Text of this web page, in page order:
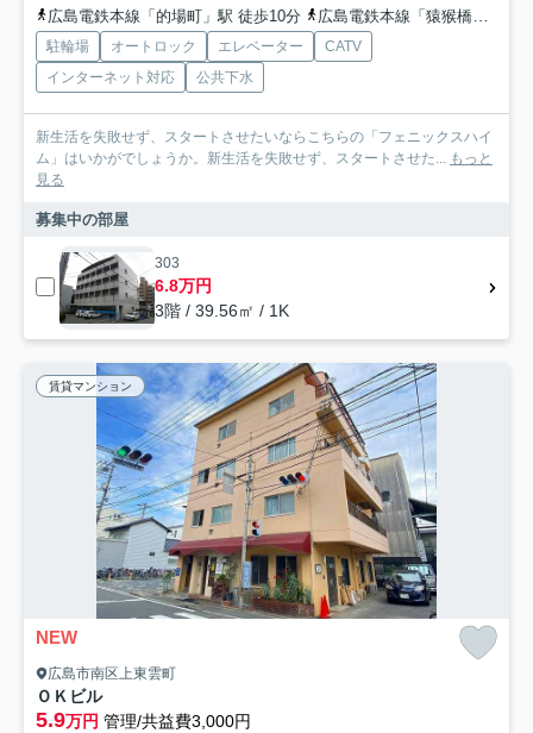
広島電鉄本線「的場町」駅 徒歩10分
広島電鉄本線「猿猴橋町」駅 徒歩12分
駐輪場 オートロック エレベーター
CATV
インターネット対応
公共下水
新生活を失敗せず、スタートさせたいならこちらの「フェニックスハイ
ム」はいかがでしょうか。新生活を失敗せず、スタートさせた...
もっと
見る
募集中の部屋
303
6.8万円
3階 / 39.56㎡ / 1K
賃貸マンション
NEW
広島市南区上東雲町
ＯＫビル
5.9万円 管理/共益費3,000円